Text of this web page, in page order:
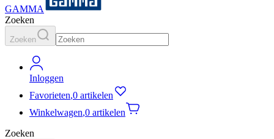
GAMMA
Zoeken
Zoeken
Inloggen
Favorieten,0 artikelen
Winkelwagen,0 artikelen
Zoeken